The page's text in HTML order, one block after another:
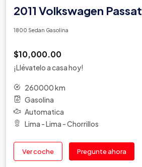
2011 Volkswagen Passat
1800 Sedan Gasolina
$10,000.00
¡Llévatelo a casa hoy!
260000 km
Gasolina
Automatica
Lima - Lima - Chorrillos
Ver coche Pregunte ahora